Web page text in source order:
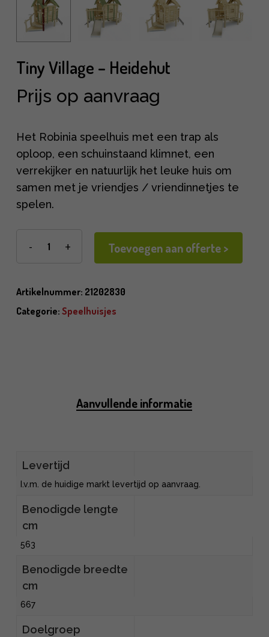
Tiny Village – Heidehut
Prijs op aanvraag
Het Robinia speelhuis met een trap als
oploop, een schuinstaand klimnet, een
verrekijker en natuurlijk het leuke huis om
samen met je vriendjes / vriendinnetjes te
spelen.
Toevoegen aan offerte >
Artikelnummer: 21202830
Categorie: Speelhuisjes
Aanvullende informatie
Levertijd
I.v.m. de huidige markt levertijd op aanvraag.
Benodigde lengte
cm
563
Benodigde breedte
cm
667
Doelgroep